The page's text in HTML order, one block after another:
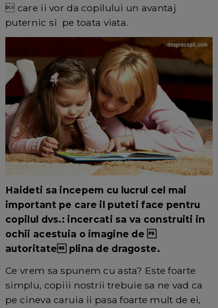
 care ii vor da copilului un avantaj
puternic si pe toata viata.
Haideti sa incepem cu lucrul cel mai
important pe care il puteti face pentru
copilul dvs.: incercati sa va construiti in
ochii acestuia o imagine de
autoritate plina de dragoste.
Ce vrem sa spunem cu asta? Este foarte
simplu, copiii nostrii trebuie sa ne vad ca
pe cineva caruia ii pasa foarte mult de ei,